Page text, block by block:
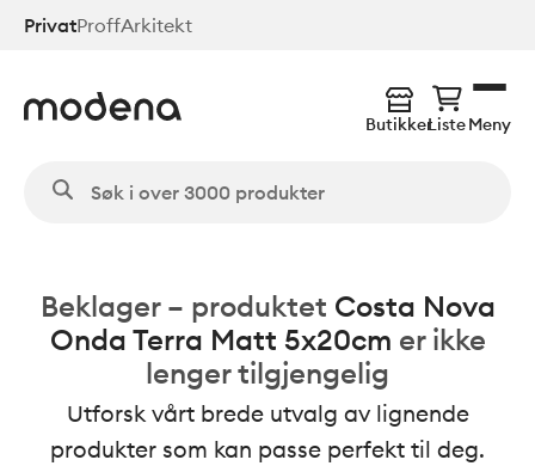
Hopp
PrivatProffArkitekt
ButikkerListeMeny
Beklager – produktet Costa Nova
Onda Terra Matt 5x20cm er ikke
lenger tilgjengelig
Utforsk vårt brede utvalg av lignende
produkter som kan passe perfekt til deg.